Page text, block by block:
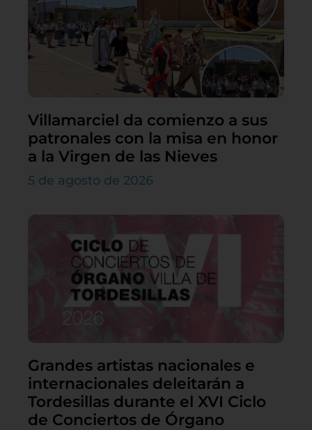
Villamarciel da comienzo a sus
patronales con la misa en honor
a la Virgen de las Nieves
5 de agosto de 2026
Grandes artistas nacionales e
internacionales deleitarán a
Tordesillas durante el XVI Ciclo
de Conciertos de Órgano